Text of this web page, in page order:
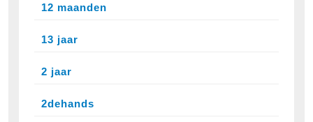
12 maanden
13 jaar
2 jaar
2dehands